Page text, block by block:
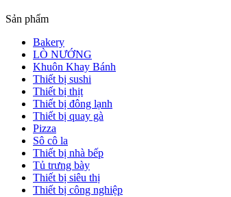
Sản phẩm
Bakery
LÒ NƯỚNG
Khuôn Khay Bánh
Thiết bị sushi
Thiết bị thịt
Thiết bị đông lạnh
Thiết bị quay gà
Pizza
Sô cô la
Thiết bị nhà bếp
Tủ trưng bày
Thiết bị siêu thị
Thiết bị công nghiệp